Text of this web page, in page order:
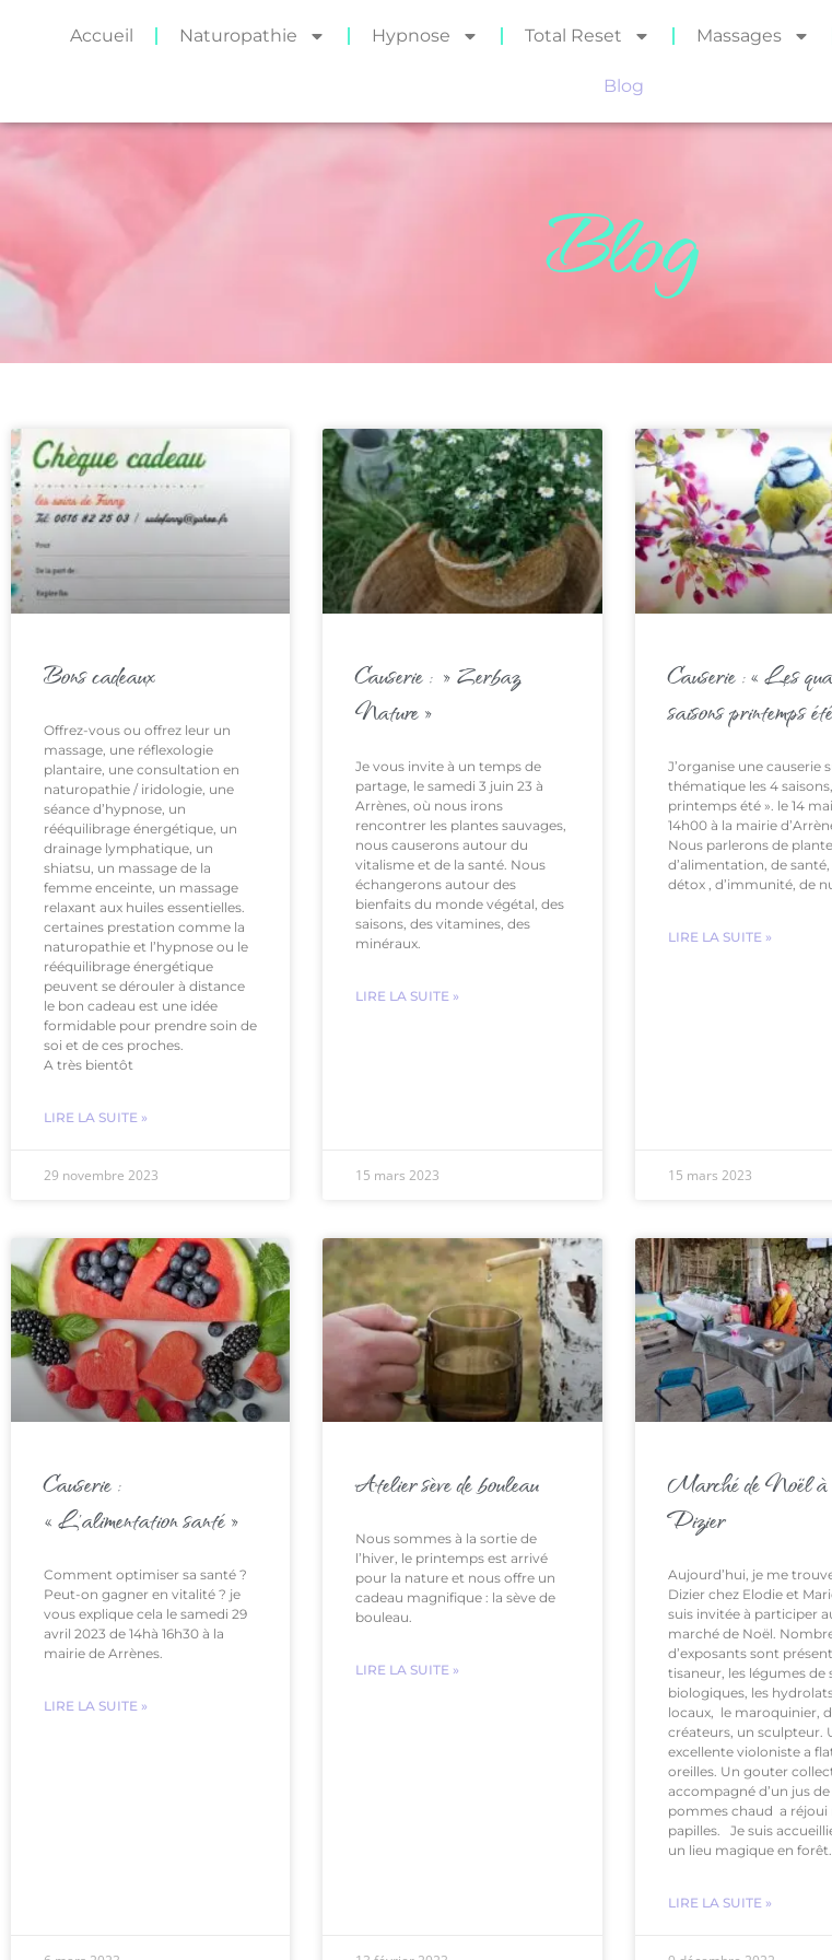
Accueil Naturopathie Hypnose Total Reset Massages
Blog
Blog
Bons cadeaux
Offrez-vous ou offrez leur un
massage, une réflexologie
plantaire, une consultation en
naturopathie / iridologie, une
séance d’hypnose, un
rééquilibrage énergétique, un
drainage lymphatique, un
shiatsu, un massage de la
femme enceinte, un massage
relaxant aux huiles essentielles.
certaines prestation comme la
naturopathie et l’hypnose ou le
rééquilibrage énergétique
peuvent se dérouler à distance
le bon cadeau est une idée
formidable pour prendre soin de
soi et de ces proches.
A très bientôt
LIRE LA SUITE »
29 novembre 2023
Causerie : » Zerbaz
Nature »
Je vous invite à un temps de
partage, le samedi 3 juin 23 à
Arrènes, où nous irons
rencontrer les plantes sauvages,
nous causerons autour du
vitalisme et de la santé. Nous
échangerons autour des
bienfaits du monde végétal, des
saisons, des vitamines, des
minéraux.
LIRE LA SUITE »
15 mars 2023
Causerie : « Les
saisons printemps
J’organise une causerie
thématique les 4
printemps été ». le 14
14h00 à la mairie
Nous parlerons de
d’alimentation, de santé,
détox , d’immunité, de
LIRE LA SUITE »
15 mars 2023
Causerie :
« L’alimentation santé »
Comment optimiser sa santé ?
Peut-on gagner en vitalité ? je
vous explique cela le samedi 29
avril 2023 de 14hà 16h30 à la
mairie de Arrènes.
LIRE LA SUITE »
Atelier sève de bouleau
Nous sommes à la sortie de
l’hiver, le printemps est arrivé
pour la nature et nous offre un
cadeau magnifique : la sève de
bouleau.
LIRE LA SUITE »
Marché de Noël
Dizier
Aujourd’hui, je me
Dizier chez Elodie et
suis invitée à participer
marché de Noël.
d’exposants sont
tisaneur, les légumes de
biologiques, les
locaux, le maroquinier,
créateurs, un sculpteur.
excellente violoniste a
oreilles. Un gouter
accompagné d’un jus de
pommes chaud a réjoui
papilles. Je suis
un lieu magique en forêt.
LIRE LA SUITE »